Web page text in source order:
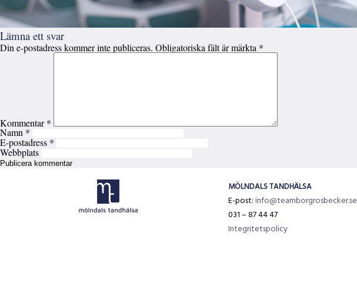
Lämna ett svar
Din e-postadress kommer inte publiceras. Obligatoriska fält är märkta *
Kommentar*
Namn *
E-postadress *
Webbplats
MÖLNDALS TANDHÄLSA
E-post: info@teamborgrosbecker.se
031 – 87 44 47
Integritetspolicy